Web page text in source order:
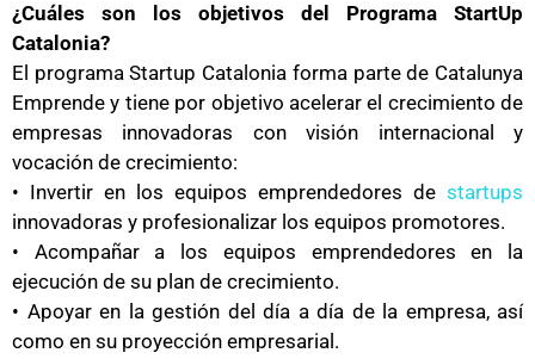
¿Cuáles son los objetivos del Programa StartUp
Catalonia?
El programa Startup Catalonia forma parte de Catalunya
Emprende y tiene por objetivo acelerar el crecimiento de
empresas innovadoras con visión internacional y
vocación de crecimiento:
• Invertir en los equipos emprendedores de startups
innovadoras y profesionalizar los equipos promotores.
• Acompañar a los equipos emprendedores en la
ejecución de su plan de crecimiento.
• Apoyar en la gestión del día a día de la empresa, así
como en su proyección empresarial.